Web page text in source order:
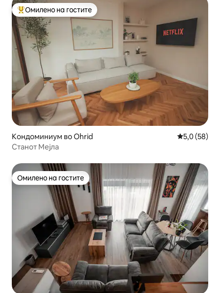
Меѓу најуспешните „Омилени на гостите“
Омилено на гостите
Кондоминиум во Ohrid Просечна
5,0 (58)
Станот Мејла
Омилено на гостите
Омилено на гостите